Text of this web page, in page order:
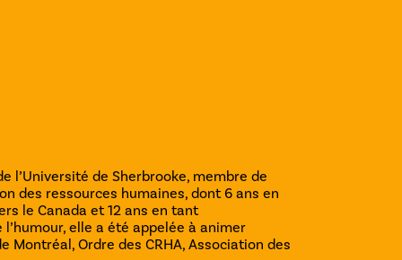
l’Université de Sherbrooke, membre de
des ressources humaines, dont 6 ans en
le Canada et 12 ans en tant
elle a été appelée à animer
Ordre des CRHA, Association des